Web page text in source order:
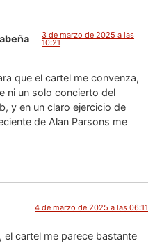
3 de marzo de 2025 a las
10:21
que el cartel me convenza,
ni un solo concierto del
y en un claro ejercicio de
de Alan Parsons me
4 de marzo de 2025 a las 06:11
cartel me parece bastante